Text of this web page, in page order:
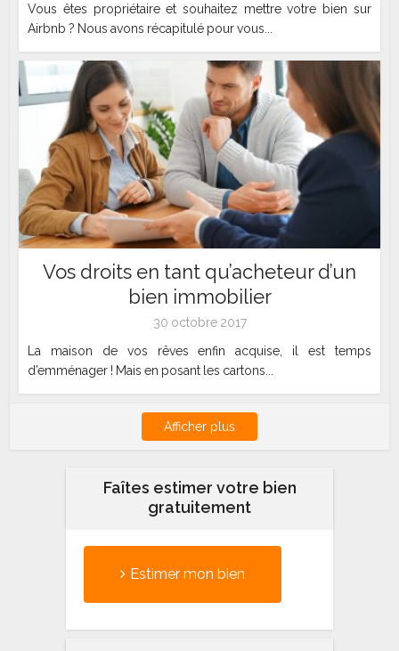
Vous êtes propriétaire et souhaitez mettre votre bien sur
Airbnb ? Nous avons récapitulé pour vous...
Vos droits en tant qu’acheteur d’un
bien immobilier
30 octobre 2017
La maison de vos rêves enfin acquise, il est temps
d’emménager ! Mais en posant les cartons...
Afficher plus
Faîtes estimer votre bien
gratuitement
Estimer mon bien